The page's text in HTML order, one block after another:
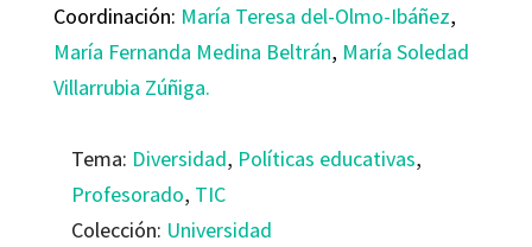
Coordinación: María Teresa del-Olmo-Ibáñez,
María Fernanda Medina Beltrán, María Soledad
Villarrubia Zúñiga.
Tema: Diversidad, Políticas educativas,
Profesorado, TIC
Colección: Universidad